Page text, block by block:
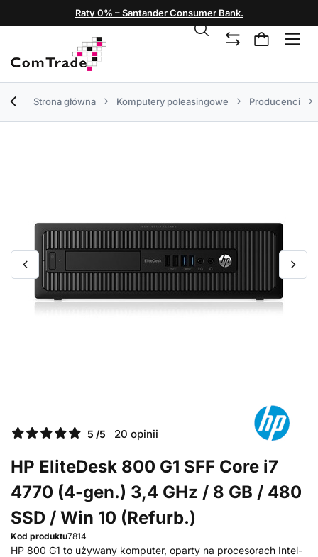
Raty 0% – Santander Consumer Bank.
Strona główna Komputery poleasingowe Producenci
5 /5 20 opinii
HP EliteDesk 800 G1 SFF Core i7
4770 (4-gen.) 3,4 GHz / 8 GB / 480
SSD / Win 10 (Refurb.)
Kod produktu7814
HP 800 G1 to używany komputer, oparty na procesorach Intel-